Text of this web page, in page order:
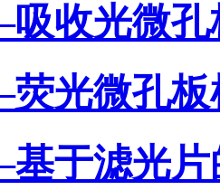
收光微孔
光微孔板
于滤光片